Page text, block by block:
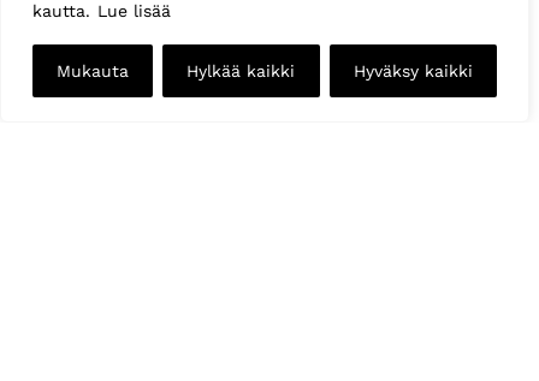
kautta. Lue lisää
Mukauta Hylkää kaikki Hyväksy kaikki